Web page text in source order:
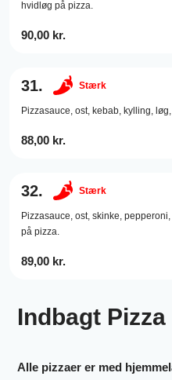
hvidløg på pizza.
90,00 kr.
31. Stærk
Pizzasauce, ost, kebab, kylling, løg,
88,00 kr.
32. Stærk
Pizzasauce, ost, skinke, pepperoni,
på pizza.
89,00 kr.
Indbagt Pizza
Alle pizzaer er med